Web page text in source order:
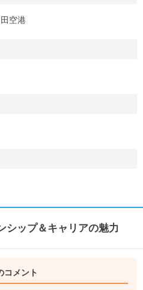
空港
シップ＆キャリアの魅力
コメント